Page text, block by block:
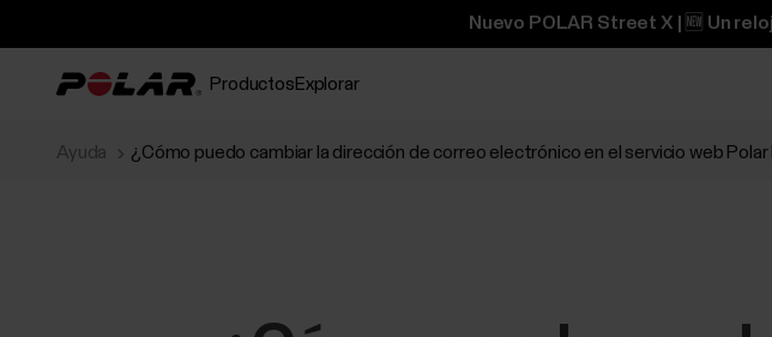
Nuevo POLAR Street X | 🆕 Un
Productos Explorar
Ayuda ¿Cómo puedo cambiar la dirección de correo electrónico en el servicio web Polar